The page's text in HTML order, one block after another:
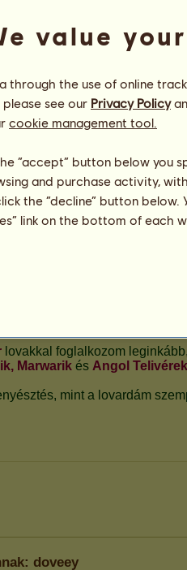
Lanna1953
99 nap
doveey
value
through the use of online
see our Privacy Policy
cookie management tool.
“accept” button below you
and purchase activity,
the “decline” button
link on the bottom of each